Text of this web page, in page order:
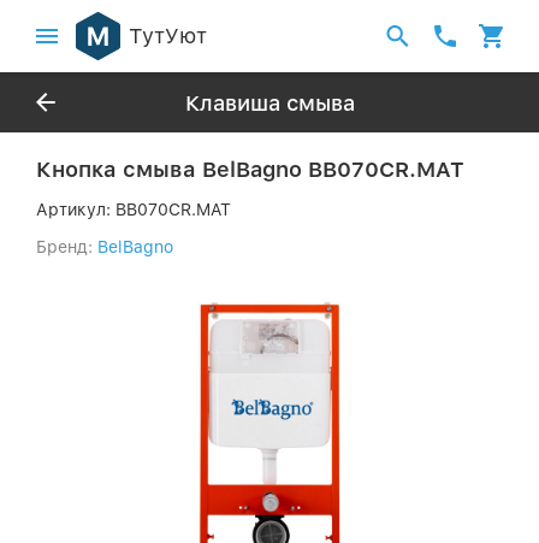
ТутУют
Клавиша смыва
Кнопка смыва BelBagno BB070CR.MAT
Артикул: BB070CR.MAT
Бренд: BelBagno